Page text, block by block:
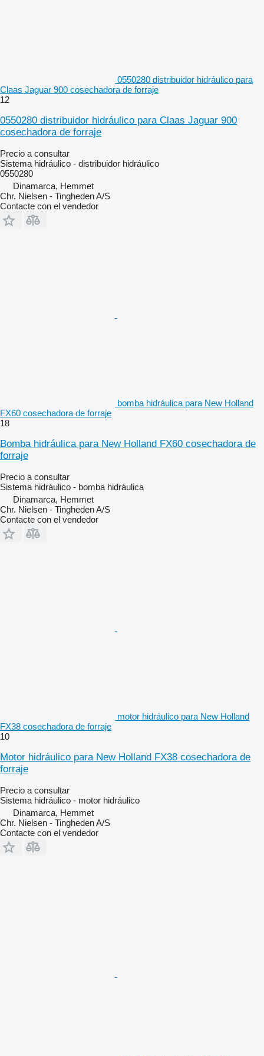
0550280 distribuidor hidráulico para
Claas Jaguar 900 cosechadora de forraje
12
0550280 distribuidor hidráulico para Claas Jaguar 900
cosechadora de forraje
Precio a consultar
Sistema hidráulico - distribuidor hidráulico
0550280
Dinamarca, Hemmet
Chr. Nielsen - Tingheden A/S
Contacte con el vendedor
bomba hidráulica para New Holland
FX60 cosechadora de forraje
18
Bomba hidráulica para New Holland FX60 cosechadora de
forraje
Precio a consultar
Sistema hidráulico - bomba hidráulica
Dinamarca, Hemmet
Chr. Nielsen - Tingheden A/S
Contacte con el vendedor
motor hidráulico para New Holland
FX38 cosechadora de forraje
10
Motor hidráulico para New Holland FX38 cosechadora de
forraje
Precio a consultar
Sistema hidráulico - motor hidráulico
Dinamarca, Hemmet
Chr. Nielsen - Tingheden A/S
Contacte con el vendedor